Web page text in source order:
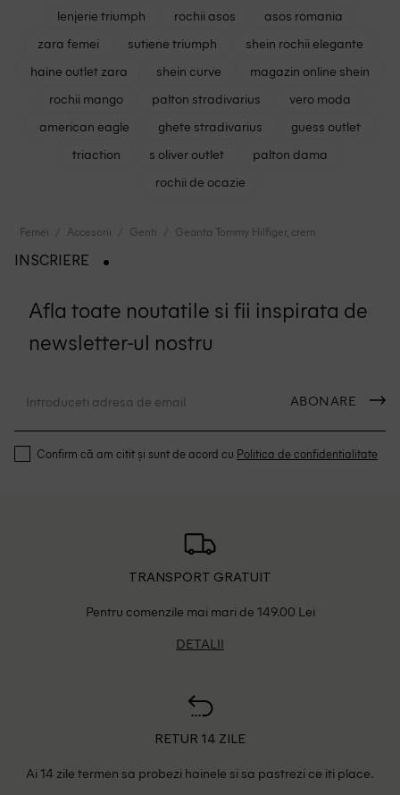
lenjerie triumph
rochii asos
asos romania
zara femei
sutiene triumph
shein rochii elegante
haine outlet zara
shein curve
magazin online shein
rochii mango
palton stradivarius
vero moda
american eagle
ghete stradivarius
guess outlet
triaction
s oliver outlet
palton dama
rochii de ocazie
Femei Accesorii Genti Geanta Tommy Hilfiger, crem
INSCRIERE
Afla toate noutatile si fii inspirata de
newsletter-ul nostru
ABONARE
Confirm că am citit și sunt de acord cu Politica de confidentialitate
TRANSPORT GRATUIT
Pentru comenzile mai mari de 149.00 Lei
DETALII
RETUR 14 ZILE
Ai 14 zile termen sa probezi hainele si sa pastrezi ce iti place.